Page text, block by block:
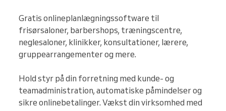
Gratis onlineplanlægningssoftware til
frisørsaloner, barbershops, træningscentre,
neglesaloner, klinikker, konsultationer, lærere,
gruppearrangementer og mere.
Hold styr på din forretning med kunde- og
teamadministration, automatiske påmindelser og
sikre onlinebetalinger. Vækst din virksomhed med